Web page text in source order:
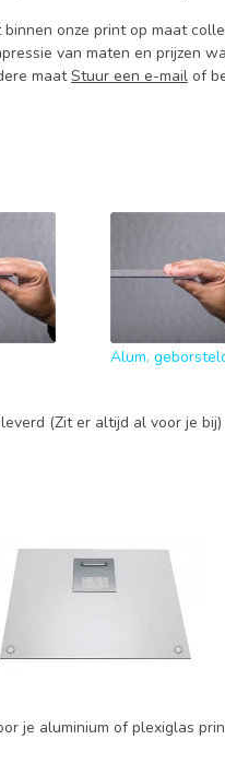
onze print op maat
van maten en prijzen
maatStuur een e-mail of
Alum.
(Zit er altijd al voor je bij)
je aluminium of plexiglas